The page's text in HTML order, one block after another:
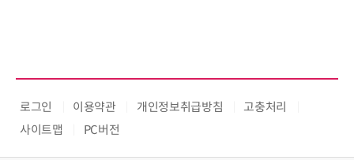
로그인 이용약관 개인정보취급방침
고충처리
사이트맵
PC버전